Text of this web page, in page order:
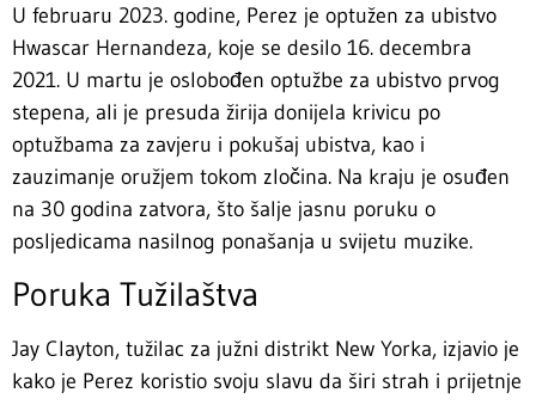
U februaru 2023. godine, Perez je optužen za ubistvo
Hwascar Hernandeza, koje se desilo 16. decembra
2021. U martu je oslobođen optužbe za ubistvo prvog
stepena, ali je presuda žirija donijela krivicu po
optužbama za zavjeru i pokušaj ubistva, kao i
zauzimanje oružjem tokom zločina. Na kraju je osuđen
na 30 godina zatvora, što šalje jasnu poruku o
posljedicama nasilnog ponašanja u svijetu muzike.
Poruka Tužilaštva
Jay Clayton, tužilac za južni distrikt New Yorka, izjavio je
kako je Perez koristio svoju slavu da širi strah i prijetnje